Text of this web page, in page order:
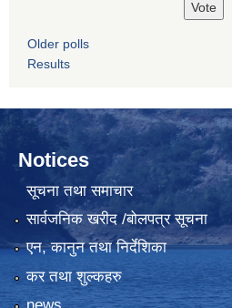
Older polls
Results
Notices
सूचना तथा समाचार
सार्वजनिक खरीद /बोलपत्र सूचना
एन, कानुन तथा निर्देशिका
कर तथा शुल्कहरु